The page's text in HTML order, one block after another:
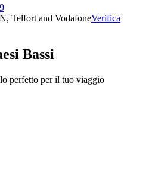
Telfort and VodafoneVerifica
Bassi
perfetto per il tuo viaggio